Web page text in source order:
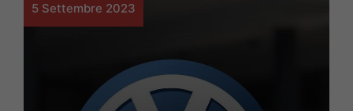
5 Settembre 2023